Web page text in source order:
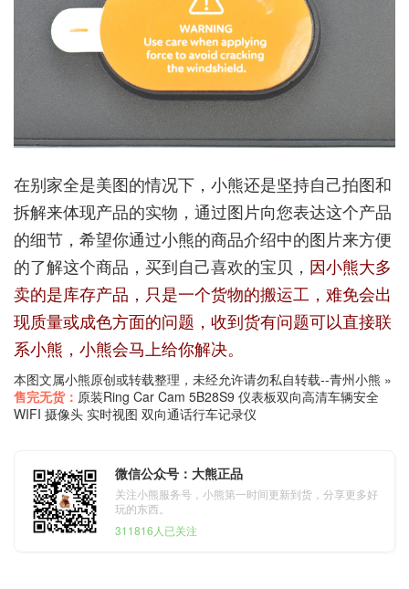
在别家全是美图的情况下，小熊还是坚持自己拍图和
拆解来体现产品的实物，通过图片向您表达这个产品
的细节，希望你通过小熊的商品介绍中的图片来方便
的了解这个商品，买到自己喜欢的宝贝， 因小熊大多
卖的是库存产品，只是一个货物的搬运工，难免会出
现质量或成色方面的问题，收到货有问题可以直接联
系小熊，小熊会马上给你解决。
本图文属小熊原创或转载整理，未经允许请勿私自转载--青州小熊 »
售完无货： 原装Ring Car Cam 5B28S9 仪表板双向高清车辆安全
WIFI 摄像头 实时视图 双向通话行车记录仪
微信公众号：大熊正品
关注小熊服务号，小熊第一时间更新到货，分享更多好
玩的东西。
311816人已关注